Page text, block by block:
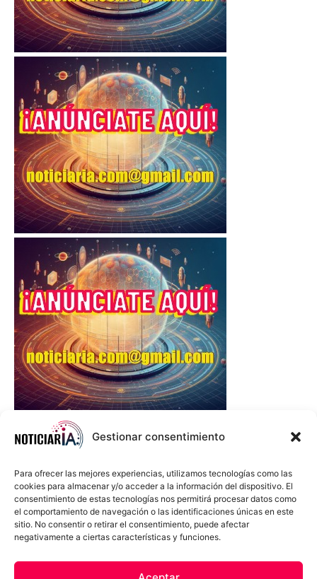
Gestionar consentimiento
Para ofrecer las mejores experiencias, utilizamos tecnologías como las
cookies para almacenar y/o acceder a la información del dispositivo. El
consentimiento de estas tecnologías nos permitirá procesar datos como
el comportamiento de navegación o las identificaciones únicas en este
sitio. No consentir o retirar el consentimiento, puede afectar
negativamente a ciertas características y funciones.
Política de cookies